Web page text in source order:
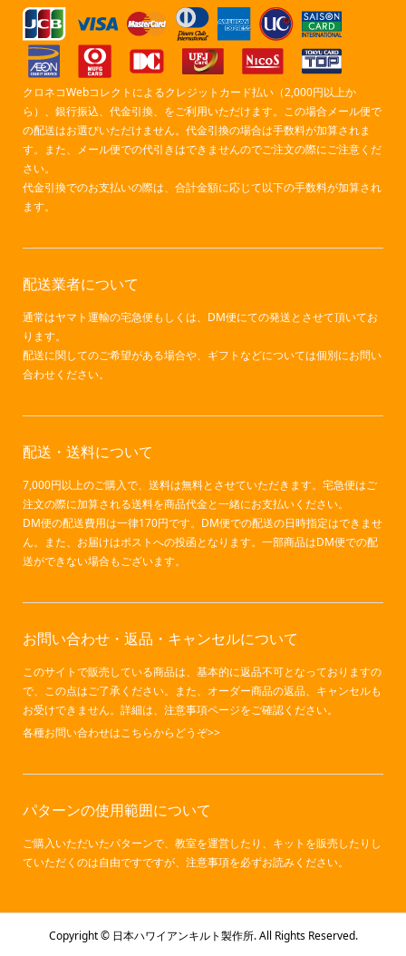
クロネコWebコレクトによるクレジットカード払い（2,000円以上か
ら）、銀行振込、代金引換、をご利用いただけます。この場合メール便で
の配送はお選びいただけません。代金引換の場合は手数料が加算されま
す。また、メール便での代引きはできませんのでご注文の際にご注意くだ
さい。
代金引換でのお支払いの際は、合計金額に応じて以下の手数料が加算され
ます。
配送業者について
通常はヤマト運輸の宅急便もしくは、DM便にての発送とさせて頂いてお
ります。
配送に関してのご希望がある場合や、ギフトなどについては個別にお問い
合わせください。
配送・送料について
7,000円以上のご購入で、送料は無料とさせていただきます。宅急便はご
注文の際に加算される送料を商品代金と一緒にお支払いください。
DM便の配送費用は一律170円です。DM便での配送の日時指定はできませ
ん。また、お届けはポストへの投函となります。一部商品はDM便での配
送ができない場合もございます。
お問い合わせ・返品・キャンセルについて
このサイトで販売している商品は、基本的に返品不可となっておりますの
で、この点はご了承ください。また、オーダー商品の返品、キャンセルも
お受けできません。詳細は、注意事項ページをご確認ください。
各種お問い合わせはこちらからどうぞ>>
パターンの使用範囲について
ご購入いただいたパターンで、教室を運営したり、キットを販売したりし
ていただくのは自由ですですが、 注意事項を必ずお読みください。
Copyright ©日本ハワイアンキルト製作所. All Rights Reserved.